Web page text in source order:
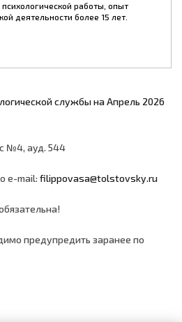
психологической работы, опыт
деятельности более 15 лет.
службы на Апрель 2026
№4, ауд. 544
e-mail: filippovasa@tolstovsky.ru
предупредить заранее по